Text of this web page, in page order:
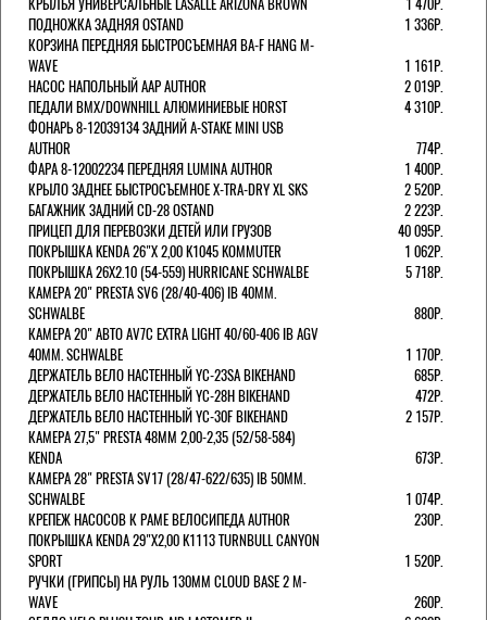
ПОДНОЖКА ЗАДНЯЯ OSTAND
1 336Р.
КОРЗИНА ПЕРЕДНЯЯ БЫСТРОСЪЕМНАЯ BA-F HANG M-
WAVE
1 161Р.
НАСОС НАПОЛЬНЫЙ AAP AUTHOR
2 019Р.
ПЕДАЛИ BMX/DOWNHILL АЛЮМИНИЕВЫЕ HORST
4 310Р.
ФОНАРЬ 8-12039134 ЗАДНИЙ A-STAKE MINI USB
AUTHOR
774Р.
ФАРА 8-12002234 ПЕРЕДНЯЯ LUMINA AUTHOR
1 400Р.
КРЫЛО ЗАДНЕЕ БЫСТРОСЪЕМНОЕ X-TRA-DRY XL SKS
2 520Р.
БАГАЖНИК ЗАДНИЙ CD-28 OSTAND
2 223Р.
ПРИЦЕП ДЛЯ ПЕРЕВОЗКИ ДЕТЕЙ ИЛИ ГРУЗОВ
40 095Р.
ПОКРЫШКА KENDA 26"Х 2,00 K1045 KOMMUTER
1 062Р.
ПОКРЫШКА 26X2.10 (54-559) HURRICANE SCHWALBE
5 718Р.
КАМЕРА 20" PRESTA SV6 (28/40-406) IB 40MM.
SCHWALBE
880Р.
КАМЕРА 20" АВТО AV7C EXTRA LIGHT 40/60-406 IB AGV
40MM. SCHWALBE
1 170Р.
ДЕРЖАТЕЛЬ ВЕЛО НАСТЕННЫЙ YC-23SA BIKEHAND
685Р.
ДЕРЖАТЕЛЬ ВЕЛО НАСТЕННЫЙ YC-28H BIKEHAND
472Р.
ДЕРЖАТЕЛЬ ВЕЛО НАСТЕННЫЙ YC-30F BIKEHAND
2 157Р.
КАМЕРА 27,5" PRESTA 48ММ 2,00-2,35 (52/58-584)
KENDA
673Р.
КАМЕРА 28" PRESTA SV17 (28/47-622/635) IB 50MM.
SCHWALBE
1 074Р.
КРЕПЕЖ НАСОСОВ К РАМЕ ВЕЛОСИПЕДА AUTHOR
230Р.
ПОКРЫШКА KENDA 29"Х2,00 K1113 TURNBULL CANYON
SPORT
1 520Р.
РУЧКИ (ГРИПСЫ) НА РУЛЬ 130ММ CLOUD BASE 2 M-
WAVE
260Р.